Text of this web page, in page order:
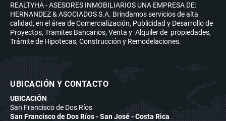
REALTYHA - ASESORES INMOBILIARIOS UNA EMPRESA DE:
HERNANDEZ & ASOCIADOS S.A. Brindamos servicios de alta
calidad, en el área de Comercialización, Publicidad y Desarrollo de
Proyectos, Tramites Bancarios, Venta y Alquiler de propiedades,
Trámite de Hipotecas, Construcción y Remodelaciones.
UBICACIÓN Y CONTACTO
UBICACIÓN
San Francisco de Dos Ríos
San Francisco de Dos Ríos - San José - Costa Rica